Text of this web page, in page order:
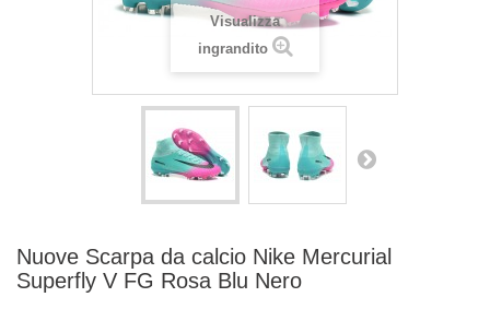
Visualizza
ingrandito
Nuove Scarpa da calcio Nike Mercurial
Superfly V FG Rosa Blu Nero